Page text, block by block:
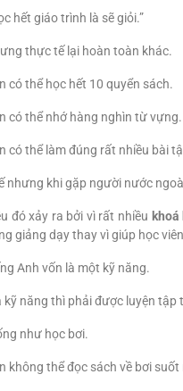
hết giáo trình là sẽ giỏi.”
thực tế lại hoàn toàn khác.
có thể học hết 10 quyển sách.
có thể nhớ hàng nghìn từ vựng.
có thể làm đúng rất nhiều bài
nhưng khi gặp người nước
đó xảy ra bởi vì rất nhiều
giảng dạy thay vì giúp học
Anh vốn là một kỹ năng.
kỹ năng thì phải được luyện
như học bơi.
không thể đọc sách về bơi